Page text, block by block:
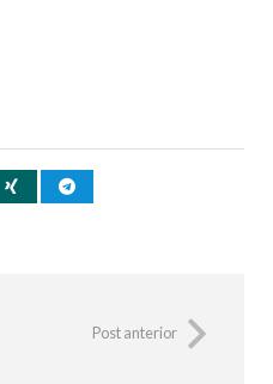
Post anterior